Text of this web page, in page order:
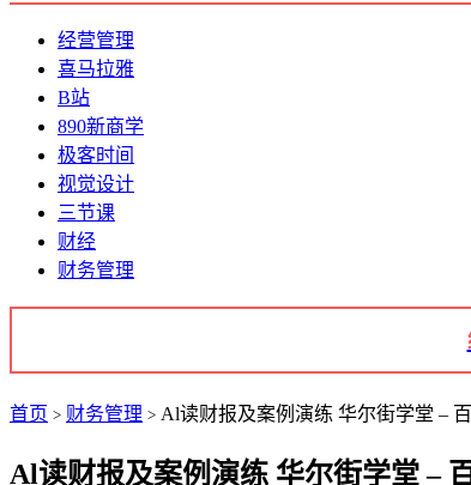
经营管理
喜马拉雅
B站
890新商学
极客时间
视觉设计
三节课
财经
财务管理
首页 > 财务管理 > Al读财报及案例演练 华尔街学堂 –
Al读财报及案例演练 华尔街学堂 –